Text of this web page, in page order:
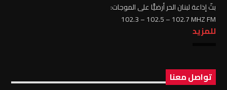
بثّ إذاعة لبنان الحر أرضيًّا على الموجات:
102.3 – 102.5 – 102.7 MHZ FM
للمزيد
تواصل معنا